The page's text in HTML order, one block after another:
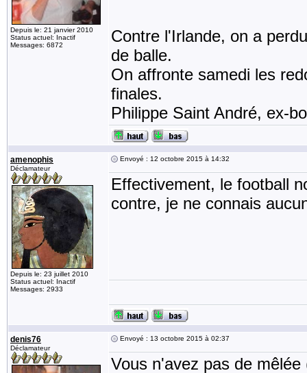
Depuis le: 21 janvier 2010
Status actuel: Inactif
Messages: 6872
Contre l'Irlande, on a
de balle.
On affronte samedi les
finales.
Philippe Saint André, ex-
amenophis
Déclamateur
Depuis le: 23 juillet 2010
Status actuel: Inactif
Messages: 2933
Envoyé : 12 octobre 2015 à 14:32
Effectivement, le football
contre, je ne connais
denis76
Déclamateur
Envoyé : 13 octobre 2015 à 02:37
Vous n'avez pas de